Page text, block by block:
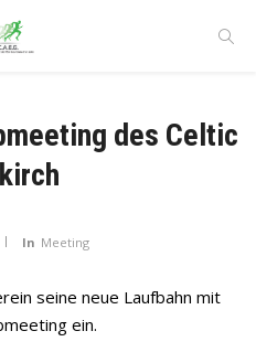
des Celtic
In Meeting
seine neue Laufbahn mit
ein.